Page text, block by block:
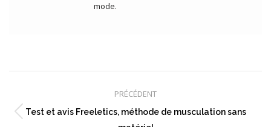
mode.
PRÉCÉDENT
Article
Test et avis Freeletics, méthode de musculation sans